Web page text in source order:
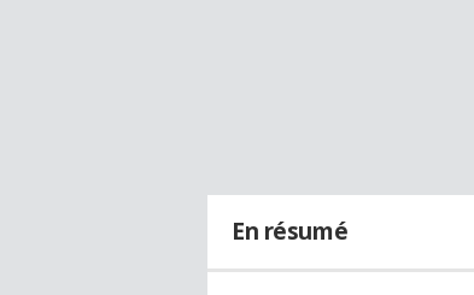
En résumé